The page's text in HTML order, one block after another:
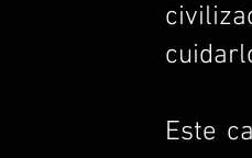
Este